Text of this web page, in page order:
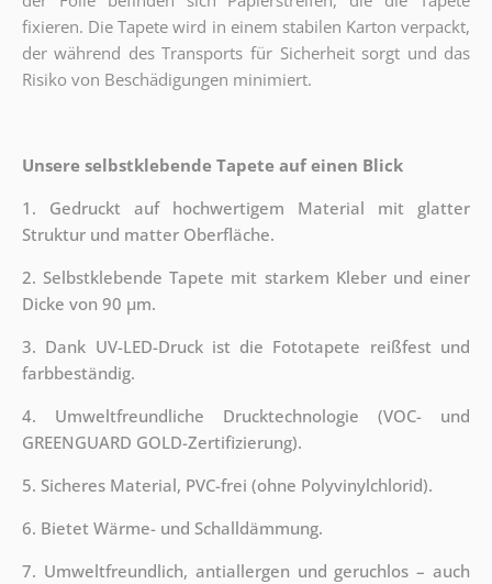
fixieren. Die Tapete wird in einem stabilen Karton verpackt,
der während des Transports für Sicherheit sorgt und das
Risiko von Beschädigungen minimiert.
Unsere selbstklebende Tapete auf einen Blick
1. Gedruckt auf hochwertigem Material mit glatter
Struktur und matter Oberfläche.
2. Selbstklebende Tapete mit starkem Kleber und einer
Dicke von 90 µm.
3. Dank UV-LED-Druck ist die Fototapete reißfest und
farbbeständig.
4. Umweltfreundliche Drucktechnologie (VOC- und
GREENGUARD GOLD-Zertifizierung).
5. Sicheres Material, PVC-frei (ohne Polyvinylchlorid).
6. Bietet Wärme- und Schalldämmung.
7. Umweltfreundlich, antiallergen und geruchlos – auch